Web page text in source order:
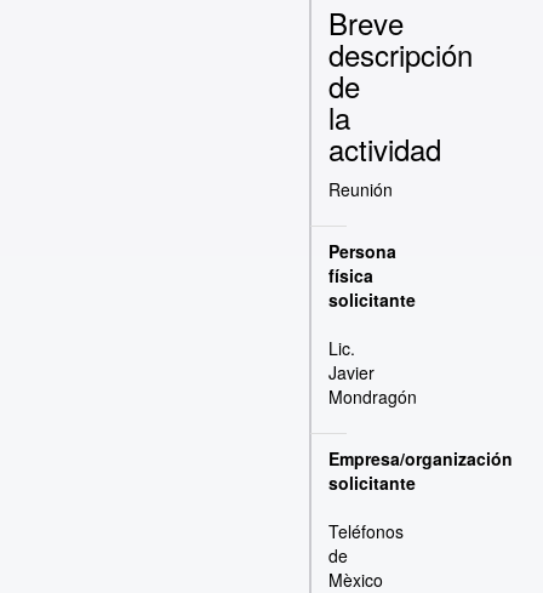
Breve
descripción
de
la
actividad
Reunión
Persona
física
solicitante
Lic.
Javier
Mondragón
Empresa/organización
solicitante
Teléfonos
de
Mèxico